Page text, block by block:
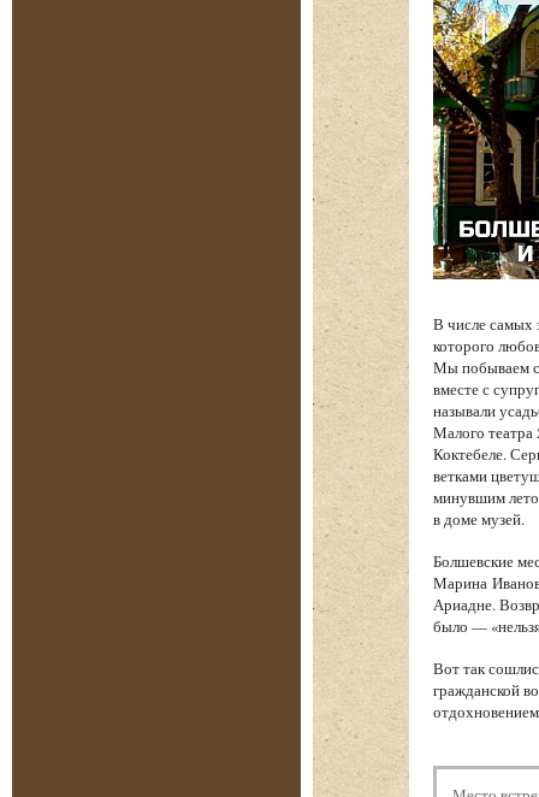
В числе самых
которого
Мы побываем с
вместе с
называли
Малого
Коктебеле.
ветками
минувшим
в доме музей.
Болшевские
Марина
Ариадне.
было —
Вот так
гражданской